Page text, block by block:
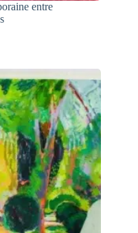
entre